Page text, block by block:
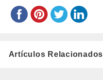
Artículos Relacionados